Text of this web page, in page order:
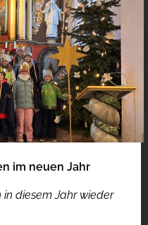
im neuen Jahr
diesem Jahr wieder